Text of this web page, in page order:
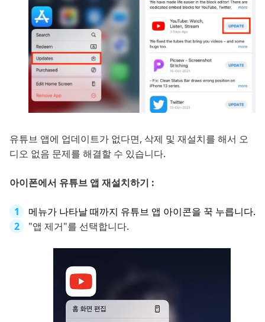
유튜브 앱에 업데이트가 없다면, 삭제 및 재설치를 해서 오
디오 없음 문제를 해결할 수 있습니다.
아이폰에서 유튜브 앱 재설치하기 :
메뉴가 나타날 때까지 유튜브 앱 아이콘을 꾹 누릅니다.
"앱 제거"를 선택합니다.